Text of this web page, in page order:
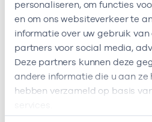
personaliseren, om functies
en om ons websiteverkeer te
informatie over uw gebruik van
partners voor social media,
Deze partners kunnen deze
andere informatie die u aan ze
hebben verzameld op basis
Ik ben werkzaam bij de
Amsterdamse
Gezondheidscentra
Ik heb een arbeidsrelatie